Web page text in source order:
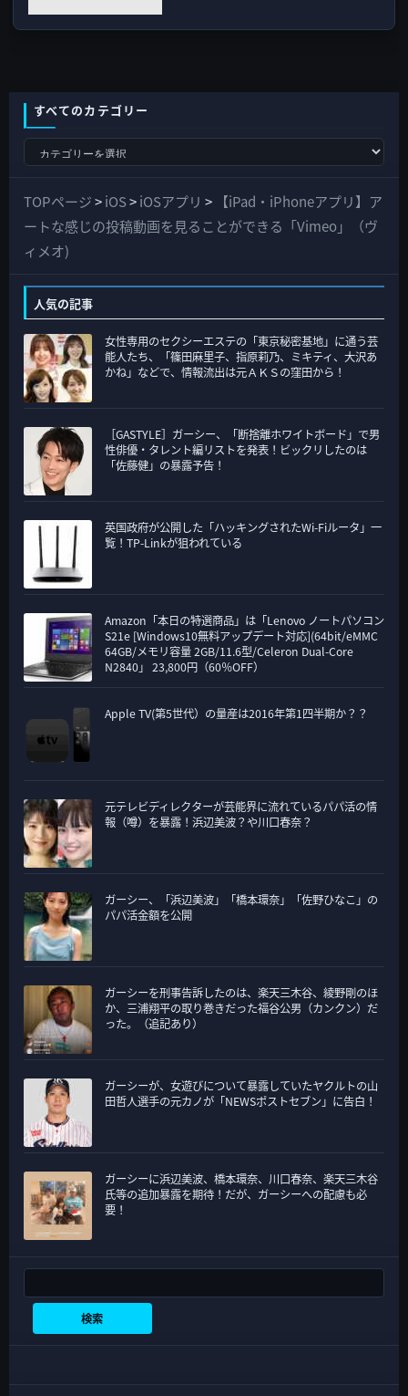
すべてのカテゴリー
て
の
カ
リ
ー
TOPページ>iOS>iOSアプリ >
【iPad・iPhoneアプリ】ア
ートな感じの投稿動画を見ることができる「Vimeo」（ヴ
ィメオ)
人気の記事
女性専用のセクシーエステの「東京秘密基地」に通う芸
能人たち、「篠田麻里子、指原莉乃、ミキティ、大沢あ
かね」などで、情報流出は元ＡＫＳの窪田から！
［GASTYLE］ガーシー、「断捨離ホワイトボード」で男
性俳優・タレント編リストを発表！ビックリしたのは
「佐藤健」の暴露予告！
英国政府が公開した「ハッキングされたWi-Fiルータ」一
覧！TP-Linkが狙われている
Amazon「本日の特選商品」は「Lenovo ノートパソコン
S21e [Windows10無料アップデート対応](64bit/eMMC
64GB/メモリ容量 2GB/11.6型/Celeron Dual-Core
N2840」 23,800円（60％OFF）
Apple TV(第5世代）の量産は2016年第1四半期か？？
元テレビディレクターが芸能界に流れているパパ活の情
報（噂）を暴露！浜辺美波？や川口春奈？
ガーシー、「浜辺美波」「橋本環奈」「佐野ひなこ」の
パパ活金額を公開
ガーシーを刑事告訴したのは、楽天三木谷、綾野剛のほ
か、三浦翔平の取り巻きだった福谷公男（カンクン）だ
った。（追記あり）
ガーシーが、女遊びについて暴露していたヤクルトの山
田哲人選手の元カノが「NEWSポストセブン」に告白！
ガーシーに浜辺美波、橋本環奈、川口春奈、楽天三木谷
氏等の追加暴露を期待！だが、ガーシーへの配慮も必
要！
検索